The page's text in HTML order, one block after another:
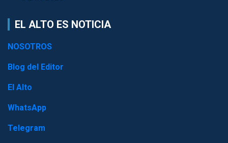
EL ALTO ES NOTICIA
NOSOTROS
Blog del Editor
El Alto
WhatsApp
Telegram